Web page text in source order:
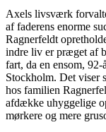
Axels livsværk
af faderens enorme
Ragnerfeldt
indre liv er præget af
fart, da en ensom,
Stockholm. Det viser
hos familien
afdække uhyggelige
mørkere og mere